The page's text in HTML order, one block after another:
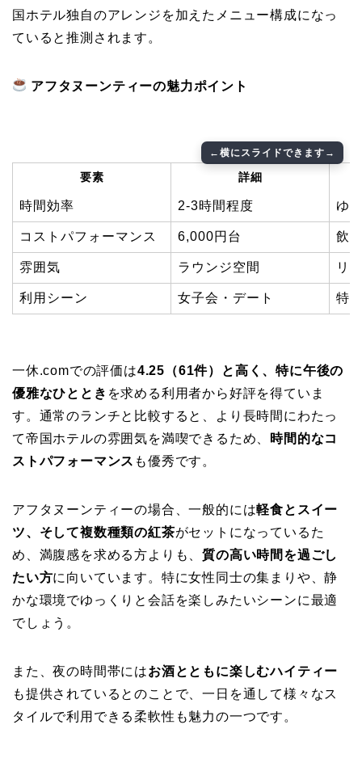
国ホテル独自のアレンジを加えたメニュー構成になっ
ていると推測されます。
アフタヌーンティーの魅力ポイント
要素 詳細
時間効率 2-3時間程度 ゆ
コストパフォーマンス 6,000円台 飲
雰囲気 ラウンジ空間 リ
利用シーン 女子会・デート 特
一休.comでの評価は4.25（61件）と高く、特に午後の
優雅なひととき を求める利用者から好評を得ていま
す。通常のランチと比較すると、より長時間にわたっ
て帝国ホテルの雰囲気を満喫できるため、
時間的なコ
ストパフォーマンス も優秀です。
アフタヌーンティーの場合、一般的には軽食とスイー
ツ、そして複数種類の紅茶がセットになっているた
め、満腹感を求める方よりも、質の高い時間を過ごし
たい方に向いています。特に女性同士の集まりや、静
かな環境でゆっくりと会話を楽しみたいシーンに最適
でしょう。
また、夜の時間帯にはお酒とともに楽しむハイティー
も提供されているとのことで、一日を通して様々なス
タイルで利用できる柔軟性も魅力の一つです。